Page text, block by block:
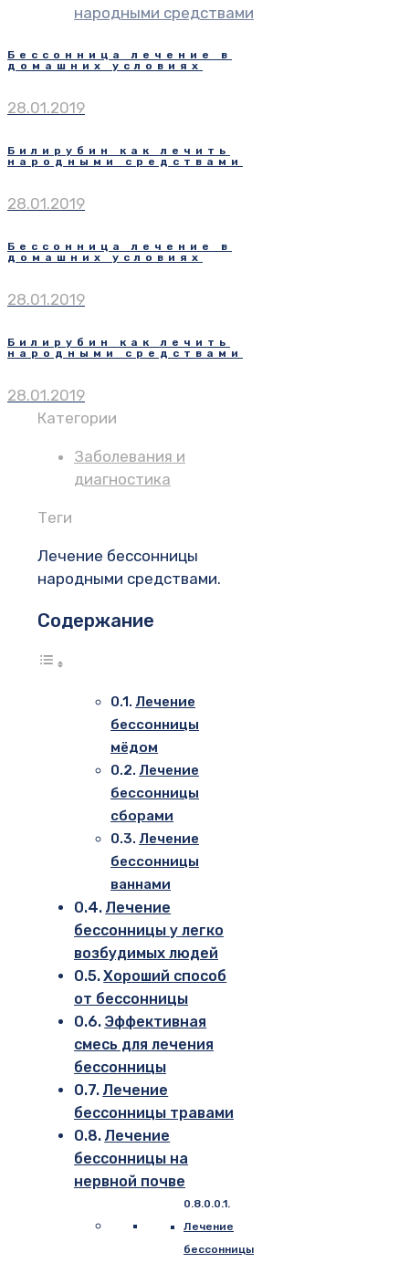
народными средствами
Бессонница лечение в
домашних условиях
28.01.2019
Билирубин как лечить
народными средствами
28.01.2019
Бессонница лечение в
домашних условиях
28.01.2019
Билирубин как лечить
народными средствами
28.01.2019
Категории
Заболевания и
диагностика
Теги
Лечение бессонницы
народными средствами.
Содержание
Лечение
бессонницы
мёдом
Лечение
бессонницы
сборами
Лечение
бессонницы
ваннами
Лечение
бессонницы у легко
возбудимых людей
Хороший способ
от бессонницы
Эффективная
смесь для лечения
бессонницы
Лечение
бессонницы травами
Лечение
бессонницы на
нервной почве
Лечение
бессонницы